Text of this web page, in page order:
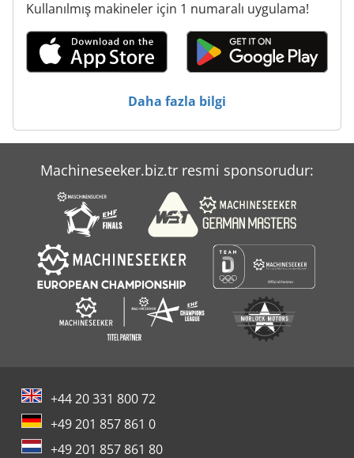
Çalışma Araç
Çalışırken Araçları
Kullanılmış makineler için 1 numaralı uygulama!
Daha fazla bilgi
Machineseeker.biz.tr resmi sponsorudur:
+44 20 331 800 72
+49 201 857 861 0
+49 201 857 861 80